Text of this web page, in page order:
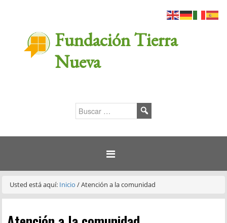
Fundación Tierra
Nueva
Usted está aquí: Inicio/Atención a la comunidad